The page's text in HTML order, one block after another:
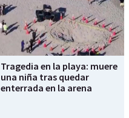
Tragedia en la playa: muere
una niña tras quedar
enterrada en la arena